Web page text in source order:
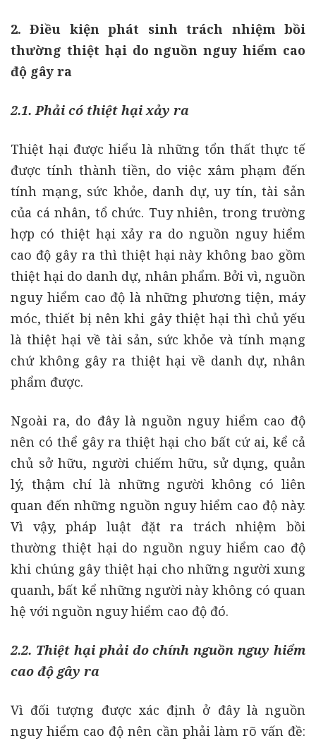
2. Điều kiện phát sinh trách nhiệm bồi
thường thiệt hại do nguồn nguy hiểm cao
độ gây ra
2.1. Phải có thiệt hại xảy ra
Thiệt hại được hiểu là những tổn thất thực tế
được tính thành tiền, do việc xâm phạm đến
tính mạng, sức khỏe, danh dự, uy tín, tài sản
của cá nhân, tổ chức. Tuy nhiên, trong trường
hợp có thiệt hại xảy ra do nguồn nguy hiểm
cao độ gây ra thì thiệt hại này không bao gồm
thiệt hại do danh dự, nhân phẩm. Bởi vì, nguồn
nguy hiểm cao độ là những phương tiện, máy
móc, thiết bị nên khi gây thiệt hại thì chủ yếu
là thiệt hại về tài sản, sức khỏe và tính mạng
chứ không gây ra thiệt hại về danh dự, nhân
phẩm được.
Ngoài ra, do đây là nguồn nguy hiểm cao độ
nên có thể gây ra thiệt hại cho bất cứ ai, kể cả
chủ sở hữu, người chiếm hữu, sử dụng, quản
lý, thậm chí là những người không có liên
quan đến những nguồn nguy hiểm cao độ này.
Vì vậy, pháp luật đặt ra trách nhiệm bồi
thường thiệt hại do nguồn nguy hiểm cao độ
khi chúng gây thiệt hại cho những người xung
quanh, bất kể những người này không có quan
hệ với nguồn nguy hiểm cao độ đó.
2.2. Thiệt hại phải do chính nguồn nguy hiểm
cao độ gây ra
Vì đối tượng được xác định ở đây là nguồn
nguy hiểm cao độ nên cần phải làm rõ vấn đề: